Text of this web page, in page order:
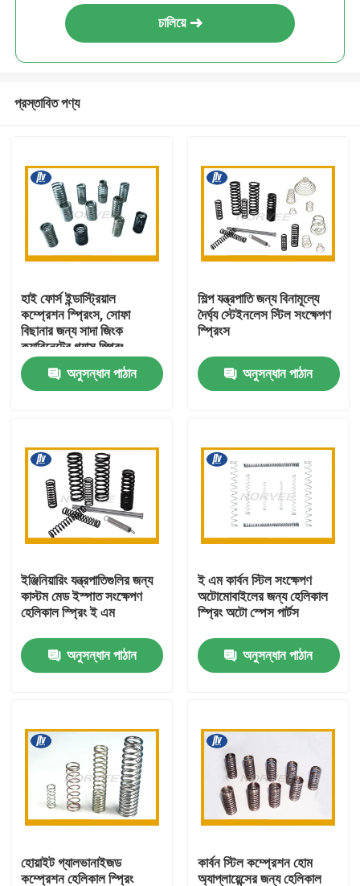
পণ্য
আমাদের সম্পর্কে
কারখানা ভ্রমণ
মান নিয়ন্ত্রণ
যোগাযোগ করুন
ইস্পাত সর্পিল স্প্রিং
ফ্ল্যাট সর্পিল স্প্রিং
টর্জন সর্পিল স্প্রিং
চালিয়ে
প্রস্তাবিত পণ্য
হাই ফোর্স ইন্ডাস্ট্রিয়াল
কম্প্রেশন স্প্রিংস, সোফা
বিছানার জন্য সাদা জিংক
ক্যাবিনেটের গ্যাস স্প্রিং
অনুসন্ধান পাঠান
শিল্প যন্ত্রপাতি জন্য বিনামূল্যে
দৈর্ঘ্য স্টেইনলেস স্টিল সংক্ষেপণ
স্প্রিংস
অনুসন্ধান পাঠান
ইঞ্জিনিয়ারিং যন্ত্রপাতিগুলির জন্য
কাস্টম মেড ইস্পাত সংক্ষেপণ
হেলিকাল স্প্রিং ই এম
অনুসন্ধান পাঠান
ই এম কার্বন স্টিল সংক্ষেপণ
অটোমোবাইলের জন্য হেলিকাল
স্প্রিং অটো স্পেস পার্টস
অনুসন্ধান পাঠান
হোয়াইট গ্যালভানাইজড
কম্প্রেশন হেলিকাল স্প্রিং
কার্বন স্টিল কম্প্রেশন হোম
অ্যাপ্লায়েন্সের জন্য হেলিকাল